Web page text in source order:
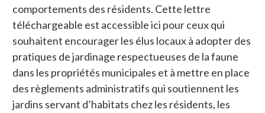
comportements des résidents. Cette lettre
téléchargeable est accessible ici pour ceux qui
souhaitent encourager les élus locaux à adopter des
pratiques de jardinage respectueuses de la faune
dans les propriétés municipales et à mettre en place
des règlements administratifs qui soutiennent les
jardins servant d’habitats chez les résidents, les